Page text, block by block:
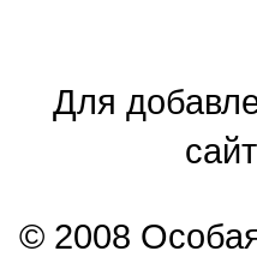
Для
© 2008